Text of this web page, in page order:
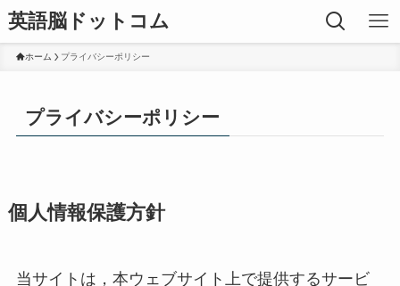
英語脳ドットコム
ホーム プライバシーポリシー
プライバシーポリシー
個人情報保護方針
当サイトは，本ウェブサイト上で提供するサービ